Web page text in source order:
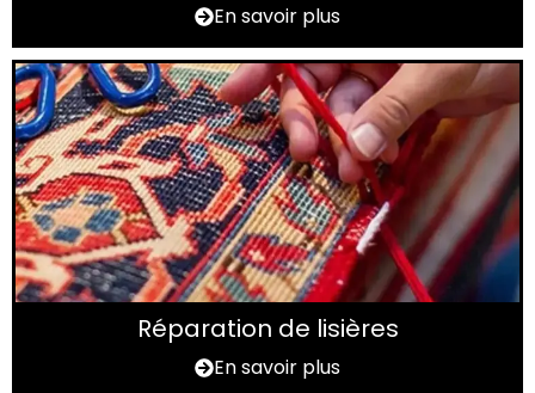
En savoir plus
Réparation de lisières
En savoir plus